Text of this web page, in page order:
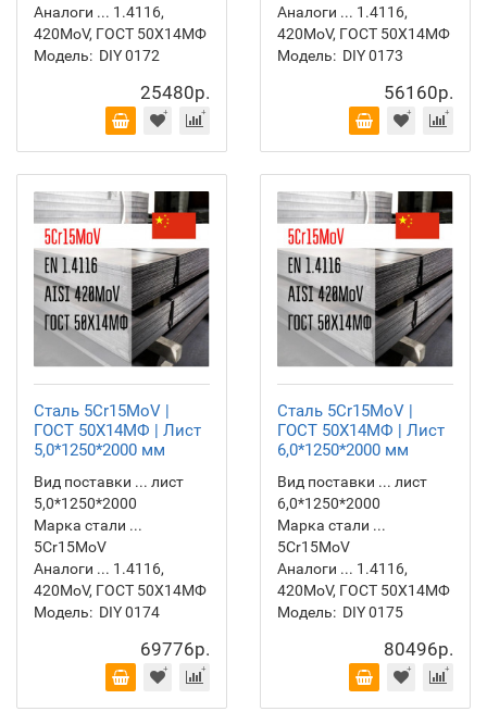
Аналоги ... 1.4116,
420MoV, ГОСТ 50Х14МФ
Модель: DIY 0172
25480р.
Аналоги ... 1.4116,
420MoV, ГОСТ 50Х14МФ
Модель: DIY 0173
56160р.
Сталь 5Cr15MoV |
ГОСТ 50Х14МФ | Лист
5,0*1250*2000 мм
Вид поставки ... лист
5,0*1250*2000
Марка стали ...
5Cr15MoV
Аналоги ... 1.4116,
420MoV, ГОСТ 50Х14МФ
Модель: DIY 0174
69776р.
Сталь 5Cr15MoV |
ГОСТ 50Х14МФ | Лист
6,0*1250*2000 мм
Вид поставки ... лист
6,0*1250*2000
Марка стали ...
5Cr15MoV
Аналоги ... 1.4116,
420MoV, ГОСТ 50Х14МФ
Модель: DIY 0175
80496р.